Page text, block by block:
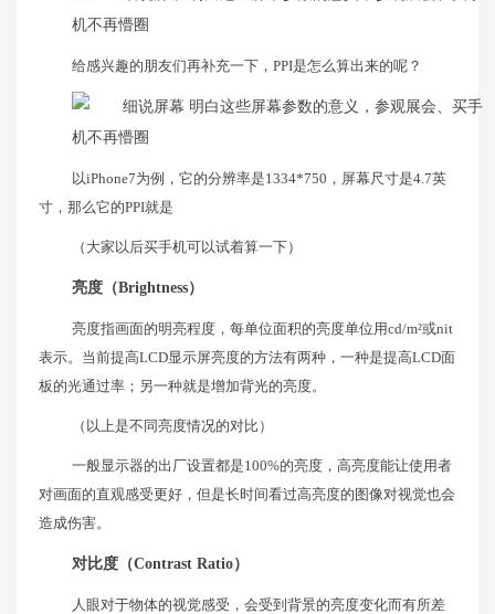
给感兴趣的朋友们再补充一下，PPI是怎么算出来的呢？
以iPhone7为例，它的分辨率是1334*750，屏幕尺寸是4.7英
寸，那么它的PPI就是
（大家以后买手机可以试着算一下）
亮度（Brightness）
亮度指画面的明亮程度，每单位面积的亮度单位用cd/m²或nit
表示。当前提高LCD显示屏亮度的方法有两种，一种是提高LCD面
板的光通过率；另一种就是增加背光的亮度。
（以上是不同亮度情况的对比）
一般显示器的出厂设置都是100%的亮度，高亮度能让使用者
对画面的直观感受更好，但是长时间看过高亮度的图像对视觉也会
造成伤害。
对比度（Contrast Ratio）
人眼对于物体的视觉感受，会受到背景的亮度变化而有所差